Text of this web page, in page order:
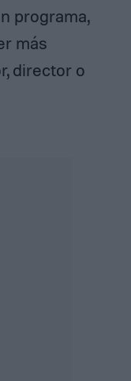
programa,
más
director o